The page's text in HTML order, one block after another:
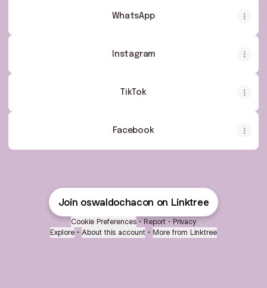
WhatsApp
Instagram
TikTok
Facebook
Join oswaldochacon on Linktree
Cookie Preferences • Report • Privacy
Explore • About this account • More from Linktree